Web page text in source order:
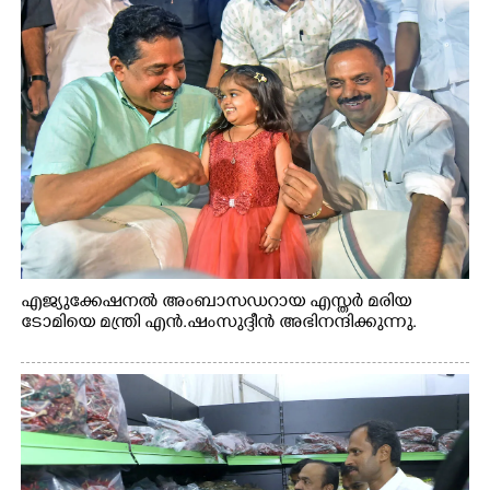
എജ്യുക്കേഷനൽ അംബാസഡറായ എസ്തർ മരിയ
ടോമിയെ മന്ത്രി എൻ.ഷംസുദ്ദീൻ അഭിനന്ദിക്കുന്നു.